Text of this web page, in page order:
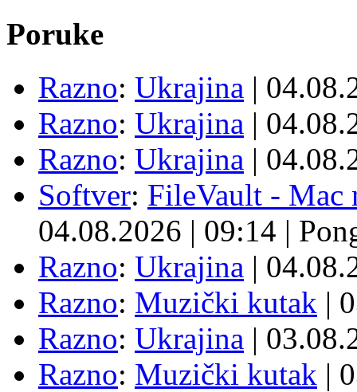
Poruke
Razno: Ukrajina |
Razno: Ukrajina |
Razno: Ukrajina |
Softver: FileVault - Mac
04.08.2026 | 09:14 |
Razno: Ukrajina |
Razno: Muzički kutak |
Razno: Ukrajina |
Razno: Muzički kutak |